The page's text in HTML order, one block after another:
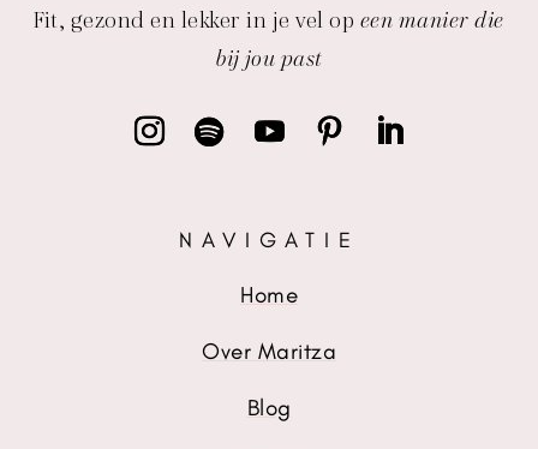
Fit, gezond en lekker in je vel op een manier die
bij jou past
NAVIGATIE
Home
Over Maritza
Blog